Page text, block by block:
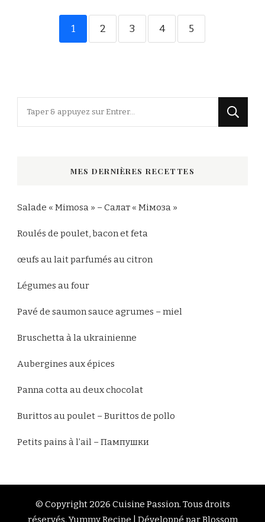
1 2 3 4 5
MES DERNIÈRES RECETTES
Salade « Mimosa » – Салат « Мімоза »
Roulés de poulet, bacon et feta
œufs au lait parfumés au citron
Légumes au four
Pavé de saumon sauce agrumes – miel
Bruschetta à la ukrainienne
Aubergines aux épices
Panna cotta au deux chocolat
Burittos au poulet – Burittos de pollo
Petits pains à l’ail – Пампушки
© Copyright 2026 Cuisine Passion. Tous droits
réservés.Yummy Recipe | Développé parBlossom